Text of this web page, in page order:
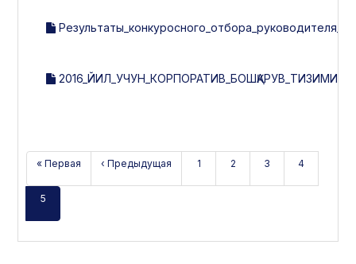
« Первая ‹ Предыдущая 1 2 3 4
5